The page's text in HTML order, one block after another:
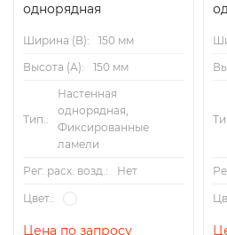
однорядная
Ширина (B):
150 мм
Высота (А):
150 мм
Тип.:
Настенная
однорядная,
Фиксированные
ламели
Рег. расх. возд.:
Нет
Цвет.:
Цена по запросу